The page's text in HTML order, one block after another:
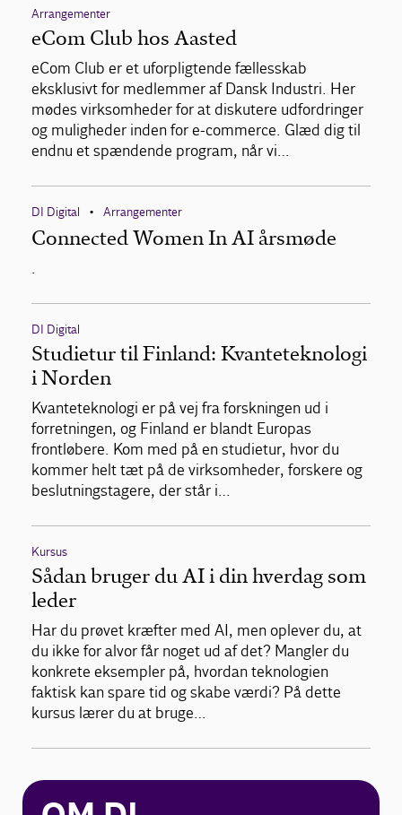
Arrangementer
eCom Club hos Aasted
eCom Club er et uforpligtende fællesskab
eksklusivt for medlemmer af Dansk Industri. Her
mødes virksomheder for at diskutere udfordringer
og muligheder inden for e-commerce. Glæd dig til
endnu et spændende program, når vi…
DI Digital • Arrangementer
Connected Women In AI årsmøde
.
DI Digital
Studietur til Finland: Kvanteteknologi
i Norden
Kvanteteknologi er på vej fra forskningen ud i
forretningen, og Finland er blandt Europas
frontløbere. Kom med på en studietur, hvor du
kommer helt tæt på de virksomheder, forskere og
beslutningstagere, der står i…
Kursus
Sådan bruger du AI i din hverdag som
leder
Har du prøvet kræfter med AI, men oplever du, at
du ikke for alvor får noget ud af det? Mangler du
konkrete eksempler på, hvordan teknologien
faktisk kan spare tid og skabe værdi? På dette
kursus lærer du at bruge…